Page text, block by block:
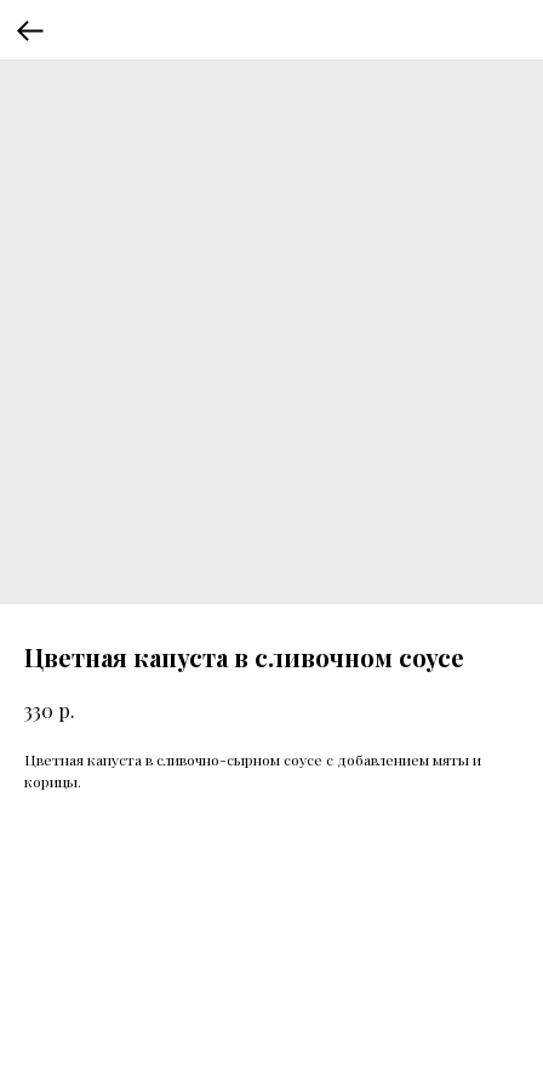
Цветная капуста в сливочном соусе
330 р.
Цветная капуста в сливочно-сырном соусе с добавлением мяты и
корицы.